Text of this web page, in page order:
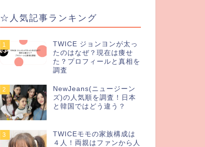
☆人気記事ランキング
1
TWICE ジョンヨンが太っ
たのはなぜ？現在は痩せ
た？プロフィールと真相を
調査
2
NewJeans(ニュージーン
ズ)の人気順を調査！日本
と韓国ではどう違う？
3
TWICEモモの家族構成は
４人！両親はファンから人